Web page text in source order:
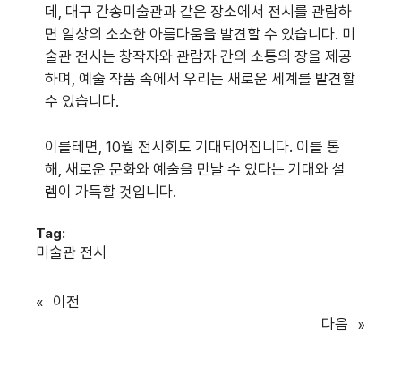
데, 대구 간송미술관과 같은 장소에서 전시를 관람하
면 일상의 소소한 아름다움을 발견할 수 있습니다. 미
술관 전시는 창작자와 관람자 간의 소통의 장을 제공
하며, 예술 작품 속에서 우리는 새로운 세계를 발견할
수 있습니다.
이를테면, 10월 전시회도 기대되어집니다. 이를 통
해, 새로운 문화와 예술을 만날 수 있다는 기대와 설
렘이 가득할 것입니다.
Tag:
미술관 전시
« 이전
다음 »